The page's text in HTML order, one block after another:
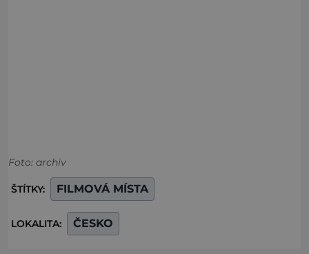
Foto: archiv
ŠTÍTKY: FILMOVÁ MÍSTA
LOKALITA: ČESKO